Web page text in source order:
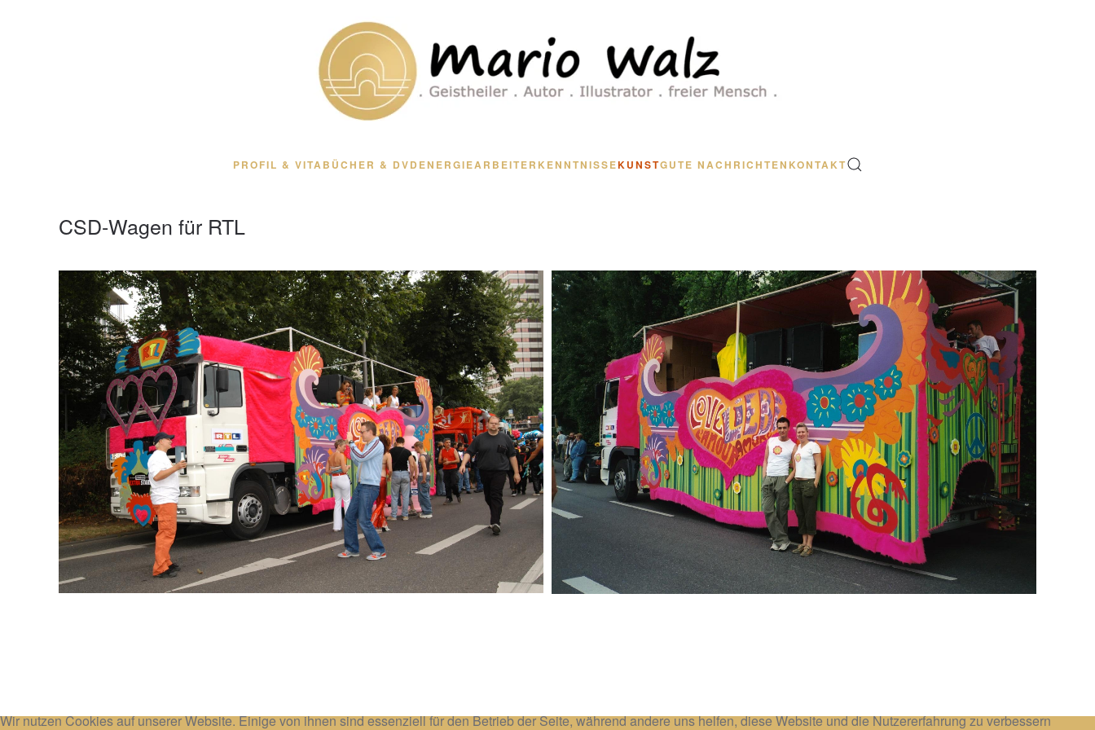
PROFIL & VITA BÜCHER & DVD ENERGIEARBEITERKENNTNISSEKUNSTGUTE NACHRICHTEN KONTAKT
CSD-Wagen für RTL
Wir nutzen Cookies auf unserer Website. Einige von ihnen sind essenziell für den Betrieb der Seite, während andere uns helfen, diese Website und die Nutzererfahrung zu verbessern